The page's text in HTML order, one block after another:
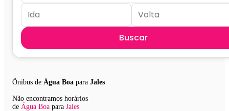
Buscar
Ônibus de Água Boa para Jales
Não encontramos horários
de Água Boa para Jales